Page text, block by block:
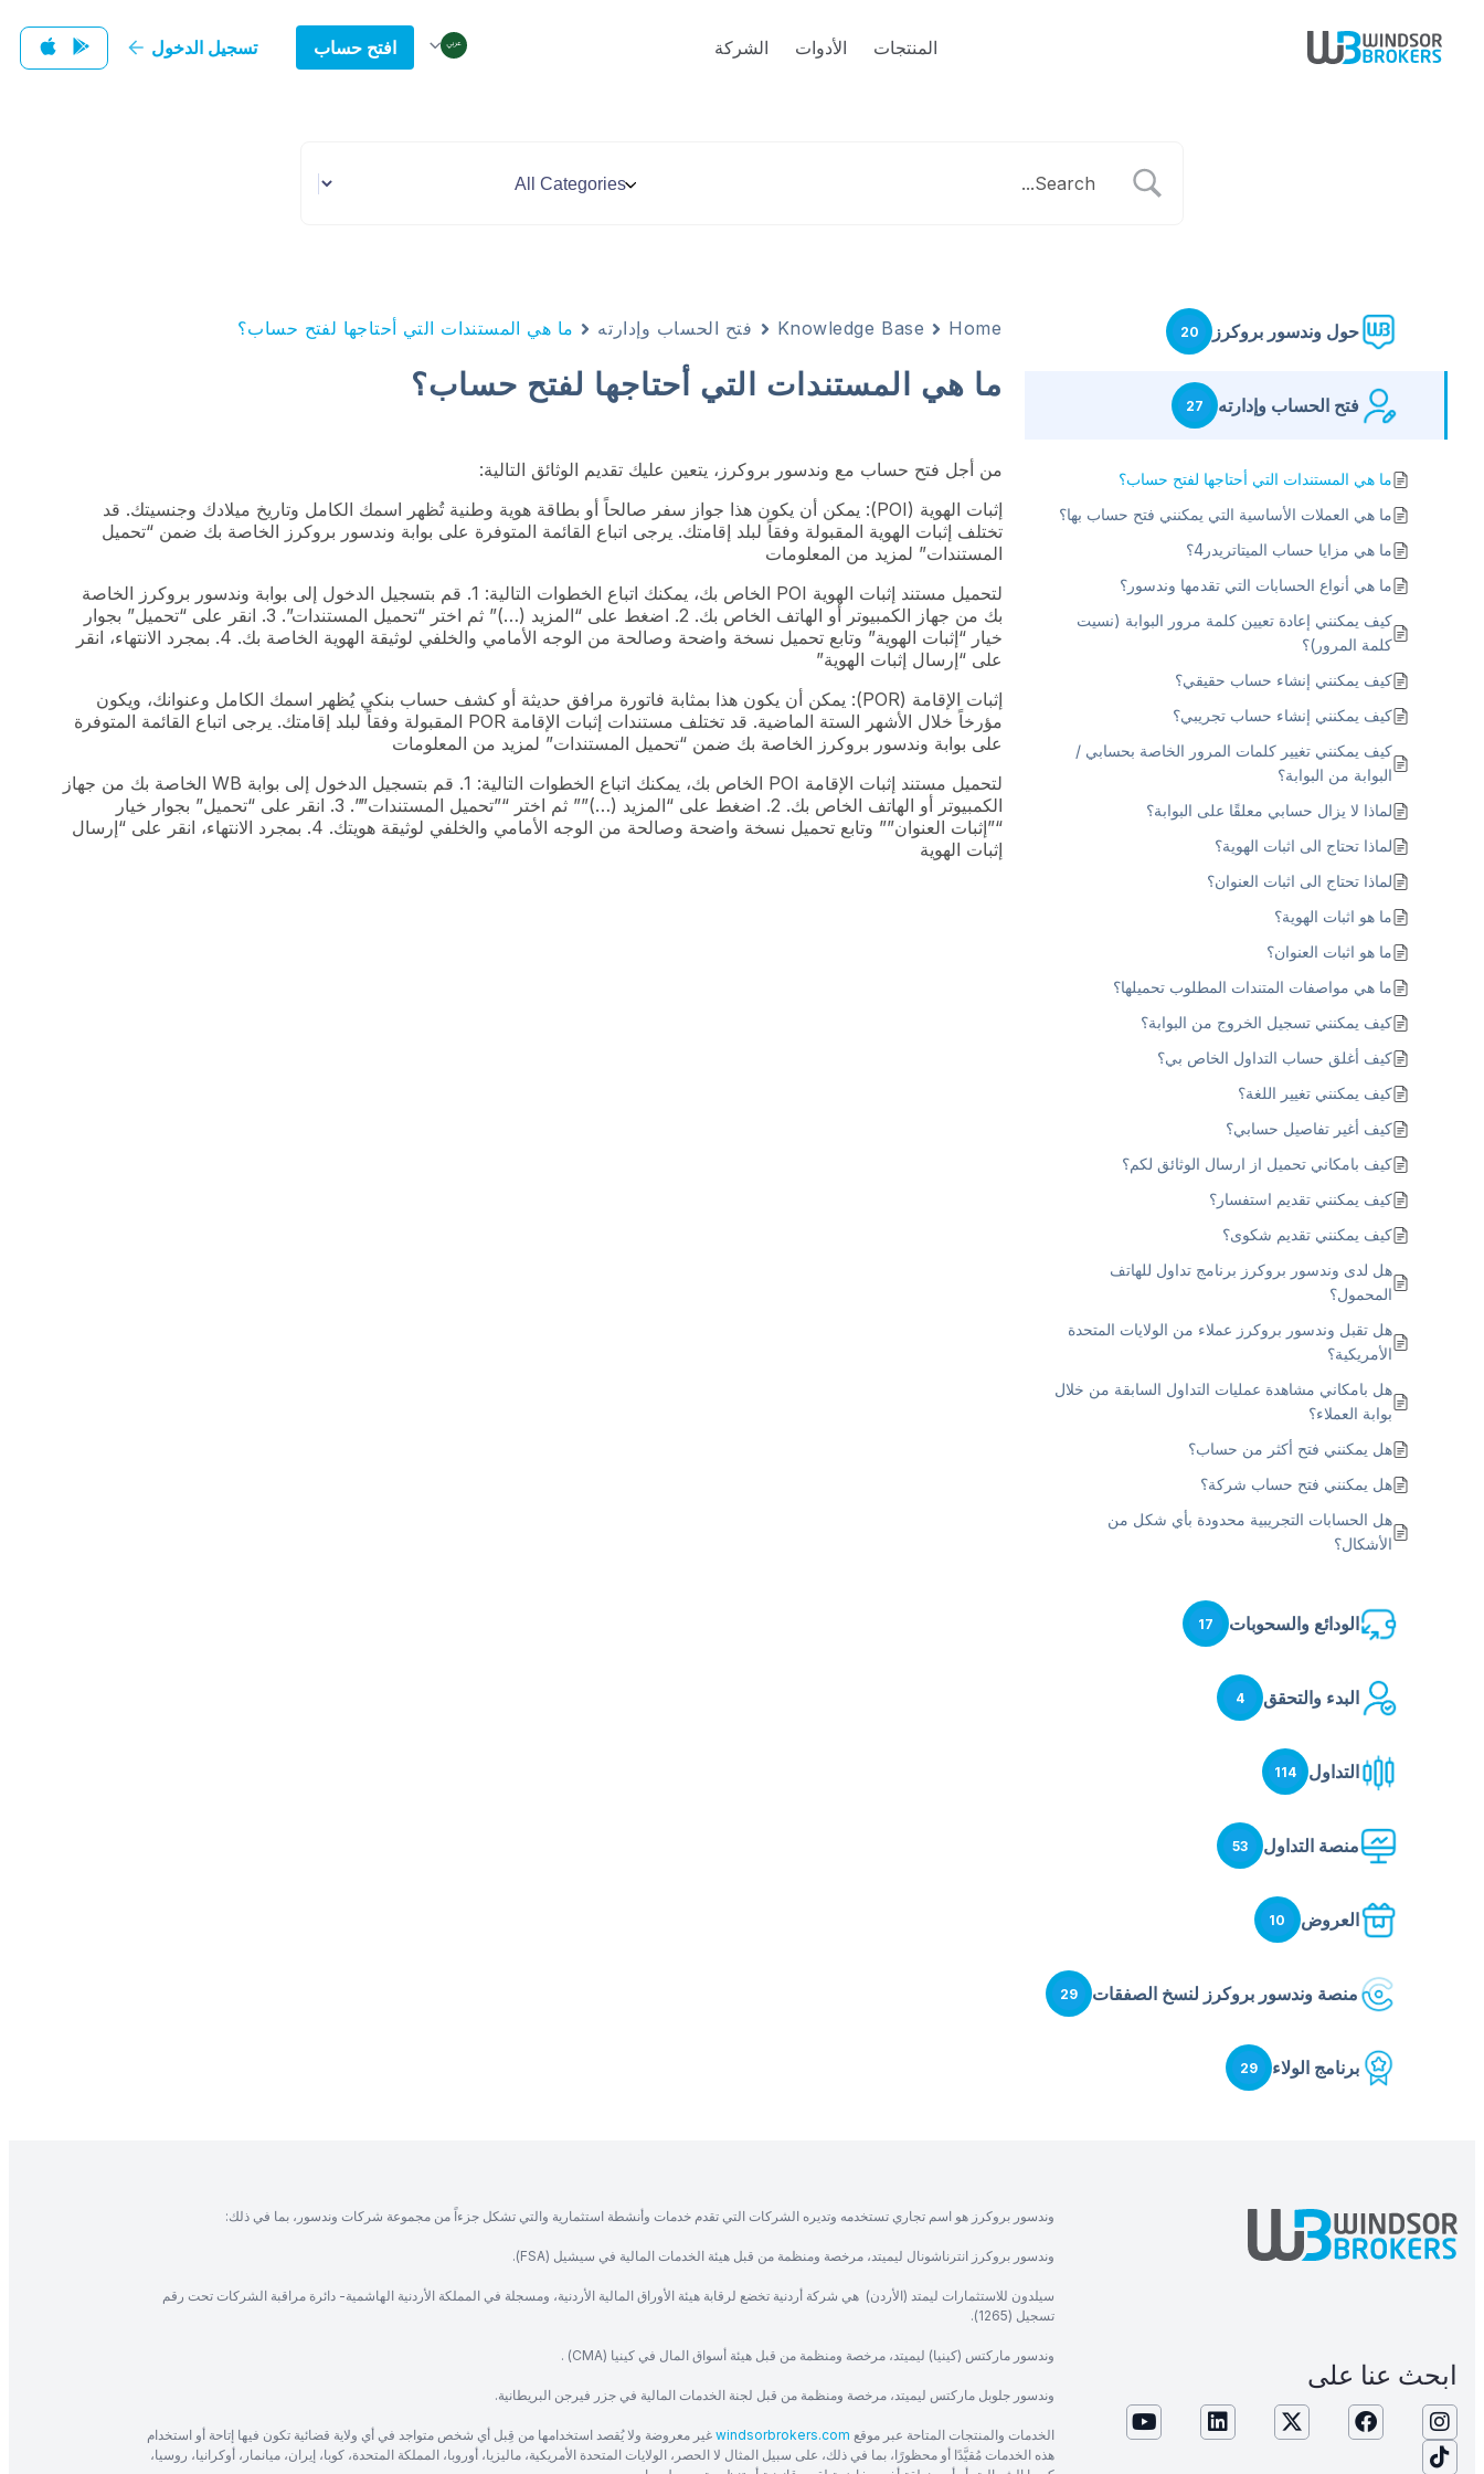
المنتجات الأدوات الشركة افتح حساب تسجيل الدخول
حول وندسور بروكرز 20
فتح الحساب وإدارته 27
ما هي المستندات التي أحتاجها لفتح حساب؟
ما هي العملات الأساسية التي يمكنني فتح حساب بها؟
ما هي مزايا حساب الميتاتريدر4؟
ما هي أنواع الحسابات التي تقدمها وندسور؟
كيف يمكنني إعادة تعيين كلمة مرور البوابة (نسيت
كلمة المرور)؟
كيف يمكنني إنشاء حساب حقيقي؟
كيف يمكنني إنشاء حساب تجريبي؟
كيف يمكنني تغيير كلمات المرور الخاصة بحسابي /
البوابة من البوابة؟
لماذا لا يزال حسابي معلقًا على البوابة؟
لماذا تحتاج الى اثبات الهوية؟
لماذا تحتاج الى اثبات العنوان؟
ما هو اثبات الهوية؟
ما هو اثبات العنوان؟
ما هي مواصفات المتندات المطلوب تحميلها؟
كيف يمكنني تسجيل الخروج من البوابة؟
كيف أغلق حساب التداول الخاص بي؟
كيف يمكنني تغيير اللغة؟
كيف أغير تفاصيل حسابي؟
كيف بامكاني تحميل از ارسال الوثائق لكم؟
كيف يمكنني تقديم استفسار؟
كيف يمكنني تقديم شكوى؟
هل لدى وندسور بروكرز برنامج تداول للهاتف
المحمول؟
هل تقبل وندسور بروكرز عملاء من الولايات المتحدة
الأمريكية؟
هل بامكاني مشاهدة عمليات التداول السابقة من خلال
بوابة العملاء؟
هل يمكنني فتح أكثر من حساب؟
هل يمكنني فتح حساب شركة؟
هل الحسابات التجريبية محدودة بأي شكل من
الأشكال؟
الودائع والسحوبات 17
البدء والتحقق 4
التداول 114
منصة التداول 53
العروض 10
منصة وندسور بروكرز لنسخ الصفقات 29
برنامج الولاء 29
Home
Knowledge Base فتح الحساب وإدارته ما هي المستندات التي أحتاجها لفتح حساب؟
ما هي المستندات التي أحتاجها لفتح حساب؟
من أجل فتح حساب مع وندسور بروكرز، يتعين عليك تقديم الوثائق التالية:
إثبات الهوية (POI): يمكن أن يكون هذا جواز سفر صالحاً أو بطاقة هوية وطنية تُظهر اسمك الكامل وتاريخ ميلادك وجنسيتك. قد
تختلف إثبات الهوية المقبولة وفقاً لبلد إقامتك. يرجى اتباع القائمة المتوفرة على بوابة وندسور بروكرز الخاصة بك ضمن “تحميل
المستندات” لمزيد من المعلومات
لتحميل مستند إثبات الهوية POI الخاص بك، يمكنك اتباع الخطوات التالية: 1. قم بتسجيل الدخول إلى بوابة وندسور بروكرز الخاصة
بك من جهاز الكمبيوتر أو الهاتف الخاص بك. 2. اضغط على “المزيد (…)” ثم اختر “تحميل المستندات”. 3. انقر على “تحميل” بجوار
خيار “إثبات الهوية” وتابع تحميل نسخة واضحة وصالحة من الوجه الأمامي والخلفي لوثيقة الهوية الخاصة بك. 4. بمجرد الانتهاء، انقر
على “إرسال إثبات الهوية”
إثبات الإقامة (POR): يمكن أن يكون هذا بمثابة فاتورة مرافق حديثة أو كشف حساب بنكي يُظهر اسمك الكامل وعنوانك، ويكون
مؤرخاً خلال الأشهر الستة الماضية. قد تختلف مستندات إثبات الإقامة POR المقبولة وفقاً لبلد إقامتك. يرجى اتباع القائمة المتوفرة
على بوابة وندسور بروكرز الخاصة بك ضمن “تحميل المستندات” لمزيد من المعلومات
لتحميل مستند إثبات الإقامة POI الخاص بك، يمكنك اتباع الخطوات التالية: 1. قم بتسجيل الدخول إلى بوابة WB الخاصة بك من جهاز
الكمبيوتر أو الهاتف الخاص بك. 2. اضغط على “المزيد (…)”” ثم اختر “”تحميل المستندات””. 3. انقر على “تحميل” بجوار خيار
“”إثبات العنوان”” وتابع تحميل نسخة واضحة وصالحة من الوجه الأمامي والخلفي لوثيقة هويتك. 4. بمجرد الانتهاء، انقر على “إرسال
إثبات الهوية
ابحث عنا على
وندسور بروكرز هو اسم تجاري تستخدمه وتديره الشركات التي تقدم خدمات وأنشطة استثمارية والتي تشكل جزءاً من مجموعة شركات وندسور، بما في ذلك:
وندسور بروكرز انترناشونال ليميتد، مرخصة ومنظمة من قبل هيئة الخدمات المالية في سيشيل (FSA).
سيلدون للاستثمارات ليمتد (الأردن) هي شركة أردنية تخضع لرقابة هيئة الأوراق المالية الأردنية، ومسجلة في المملكة الأردنية الهاشمية- دائرة مراقبة الشركات تحت رقم
تسجيل (1265).
وندسور ماركتس (كينيا) ليميتد، مرخصة ومنظمة من قبل هيئة أسواق المال في كينيا (CMA) .
وندسور جلوبل ماركتس ليميتد، مرخصة ومنظمة من قبل لجنة الخدمات المالية في جزر فيرجن البريطانية.
الخدمات والمنتجات المتاحة عبر موقع windsorbrokers.com غير معروضة ولا يُقصد استخدامها من قِبل أي شخص متواجد في أي ولاية قضائية تكون فيها إتاحة أو استخدام
هذه الخدمات مُقيَّدًا أو محظورًا، بما في ذلك، على سبيل المثال لا الحصر، الولايات المتحدة الأمريكية، ماليزيا، أوروبا، المملكة المتحدة، كوبا، إيران، ميانمار، أوكرانيا، روسيا،